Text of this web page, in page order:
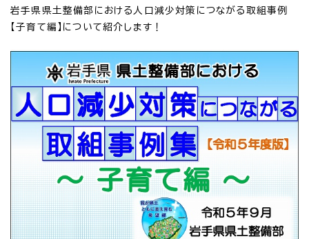
岩手県県土整備部における人口減少対策につながる取組事例
【子育て編】について紹介します！